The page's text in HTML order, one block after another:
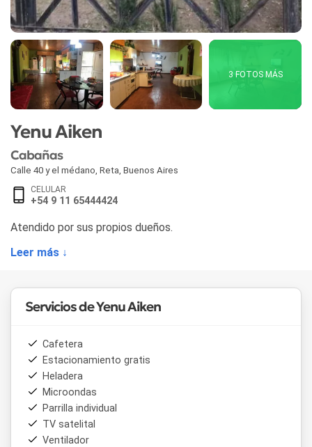
3 FOTOS MÁS
Yenu Aiken
Cabañas
Calle 40 y el médano Reta Buenos Aires
CELULAR
+54 9 11 65444424
Atendido por sus propios dueños.
Leer más ↓
Servicios de Yenu Aiken
Cafetera
Estacionamiento gratis
Heladera
Microondas
Parrilla individual
TV satelital
Ventilador